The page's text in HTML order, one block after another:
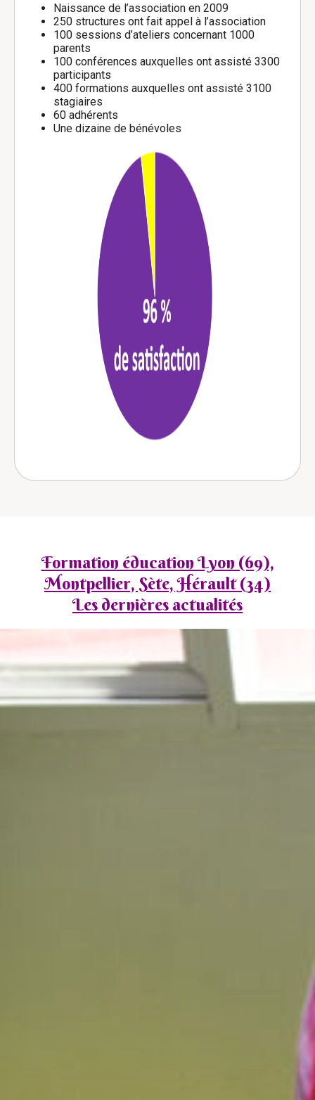
Naissance de l’association en 2009
250 structures ont fait appel à l’association
100 sessions d’ateliers concernant 1000
parents
100 conférences auxquelles ont assisté 3300
participants
400 formations auxquelles ont assisté 3100
stagiaires
60 adhérents
Une dizaine de bénévoles
Formation éducation Lyon (69),
Montpellier, Sète, Hérault (34)
Les dernières actualités